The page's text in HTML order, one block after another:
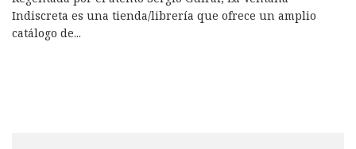
Indiscreta es una tienda/librería que ofrece un amplio
catálogo de...